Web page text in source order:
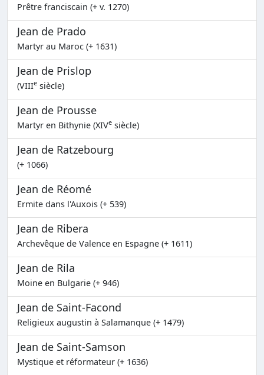
Prêtre franciscain (+ v. 1270)
Jean de Prado
Martyr au Maroc (+ 1631)
Jean de Prislop
(VIIIe siècle)
Jean de Prousse
Martyr en Bithynie (XIVe siècle)
Jean de Ratzebourg
(+ 1066)
Jean de Réomé
Ermite dans l'Auxois (+ 539)
Jean de Ribera
Archevêque de Valence en Espagne (+ 1611)
Jean de Rila
Moine en Bulgarie (+ 946)
Jean de Saint-Facond
Religieux augustin à Salamanque (+ 1479)
Jean de Saint-Samson
Mystique et réformateur (+ 1636)